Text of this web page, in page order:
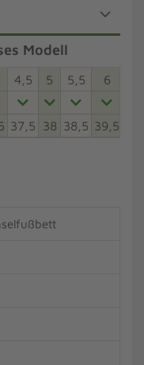
Modell
4,5 5 5,5 6
37,5 38 38,5 39,5